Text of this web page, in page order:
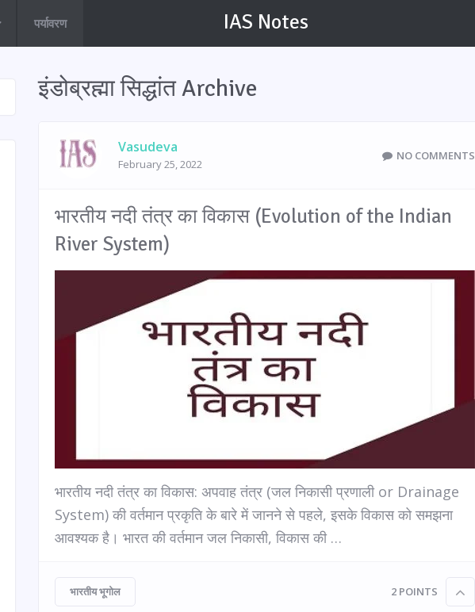
पर्यावरण IAS Notes
इंडोब्रह्मा सिद्धांत Archive
Vasudeva
February 25, 2022
NO COMMENTS
भारतीय नदी तंत्र का विकास (Evolution of the Indian
River System)
भारतीय नदी तंत्र का विकास: अपवाह तंत्र (जल निकासी प्रणाली or Drainage
System) की वर्तमान प्रकृति के बारे में जानने से पहले, इसके विकास को समझना
आवश्यक है। भारत की वर्तमान जल निकासी, विकास की …
भारतीय भूगोल 2 POINTS